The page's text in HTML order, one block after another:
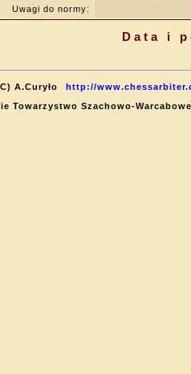
Uwagi do normy:
Data i
A.Curyło
http://
Towarzystwo Szachowo-Warcabowe